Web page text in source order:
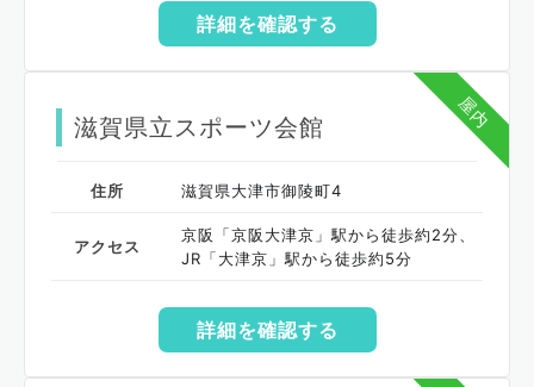
詳細を確認する
屋内
滋賀県立スポーツ会館
住所 滋賀県大津市御陵町4
アクセス
京阪「京阪大津京」駅から徒歩約2分、
JR「大津京」駅から徒歩約5分
詳細を確認する